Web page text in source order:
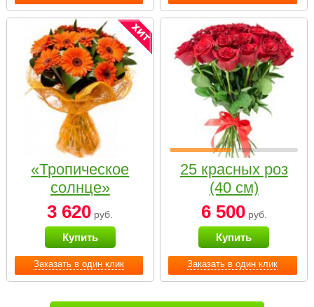
Заказать в один клик
«Тропическое
солнце»
3 620 руб.
Купить
Заказать в один клик
25 красных роз
(40 см)
6 500руб.
Купить